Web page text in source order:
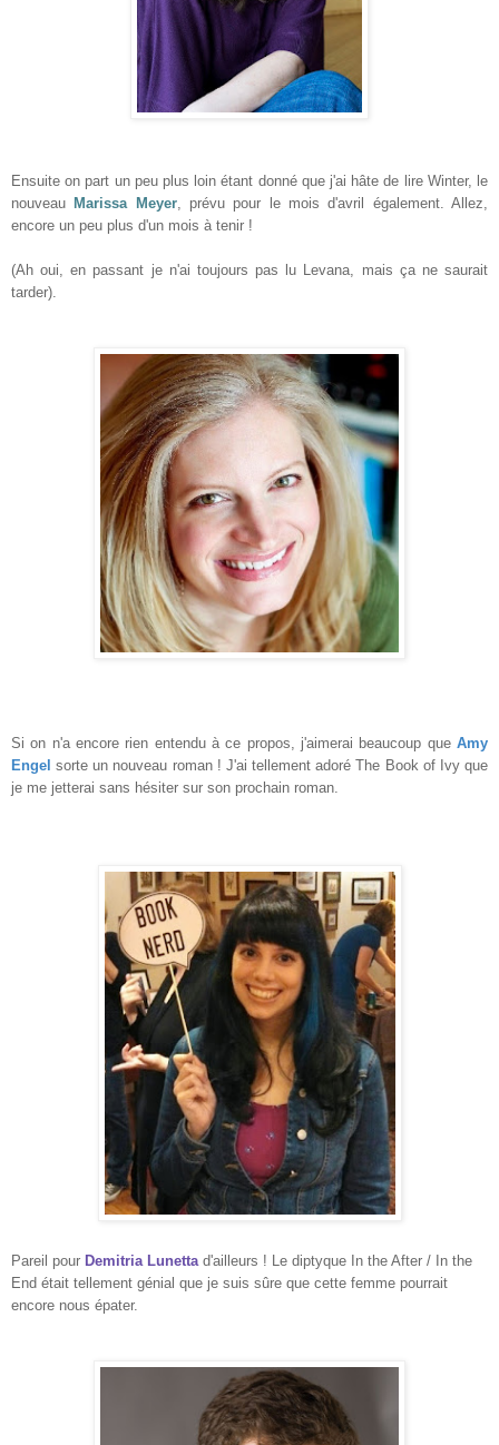
Ensuite on part un peu plus loin étant donné que j'ai hâte de lire Winter, le
nouveau Marissa Meyer, prévu pour le mois d'avril également. Allez,
encore un peu plus d'un mois à tenir !
(Ah oui, en passant je n'ai toujours pas lu Levana, mais ça ne saurait
tarder).
Si on n'a encore rien entendu à ce propos, j'aimerai beaucoup que Amy
Engel sorte un nouveau roman ! J'ai tellement adoré The Book of Ivy que
je me jetterai sans hésiter sur son prochain roman.
Pareil pour Demitria Lunetta d'ailleurs ! Le diptyque In the After / In the
End était tellement génial que je suis sûre que cette femme pourrait
encore nous épater.